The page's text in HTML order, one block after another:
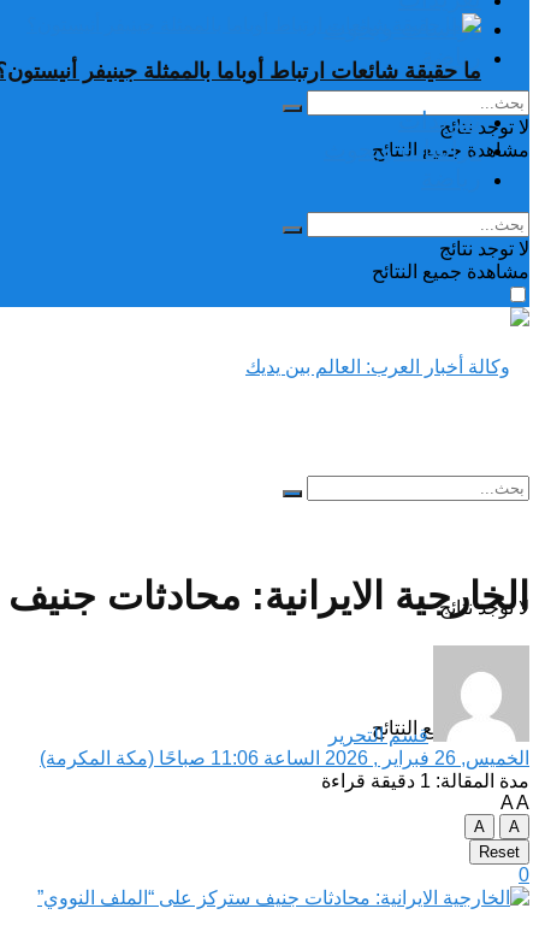
دراسات وبحوث
رياضة
لا توجد نتائج
مشاهدة جميع النتائح
ما حقيقة شائعات ارتباط أوباما بالممثلة جينيفر
تغريدات
دراسات وبحوث
لا توجد نتائج
مشاهدة جميع النتائح
لا توجد نتائج
مشاهدة جميع النتائح
الخارجية الايرانية: محادثات
قسم التحرير
الخميس, 26 فبراير , 2026 الساعة 11:06 صباحًا (مكة المكرمة)
مدة المقالة: 1 دقيقة قراءة
AA
A
A
Reset
0